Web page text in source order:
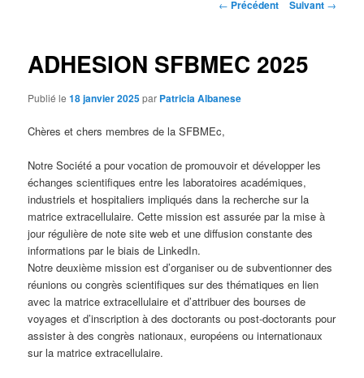
← Précédent Suivant →
ADHESION SFBMEC 2025
Publié le18 janvier 2025par Patricia Albanese
Chères et chers membres de la SFBMEc,
Notre Société a pour vocation de promouvoir et développer les
échanges scientifiques entre les laboratoires académiques,
industriels et hospitaliers impliqués dans la recherche sur la
matrice extracellulaire. Cette mission est assurée par la mise à
jour régulière de note site web et une diffusion constante des
informations par le biais de LinkedIn.
Notre deuxième mission est d’organiser ou de subventionner des
réunions ou congrès scientifiques sur des thématiques en lien
avec la matrice extracellulaire et d’attribuer des bourses de
voyages et d’inscription à des doctorants ou post-doctorants pour
assister à des congrès nationaux, européens ou internationaux
sur la matrice extracellulaire.